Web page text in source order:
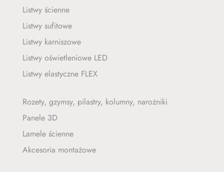
Listwy ścienne
Listwy sufitowe
Listwy karniszowe
Listwy oświetleniowe LED
Listwy elastyczne FLEX
Rozety, gzymsy, pilastry, kolumny, narożniki
Panele 3D
Lamele ścienne
Akcesoria montażowe